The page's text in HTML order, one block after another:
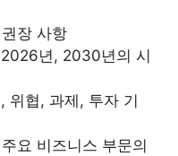
장 사항
년, 2030년의 시
위협, 과제, 투자 기
요 비즈니스 부문의